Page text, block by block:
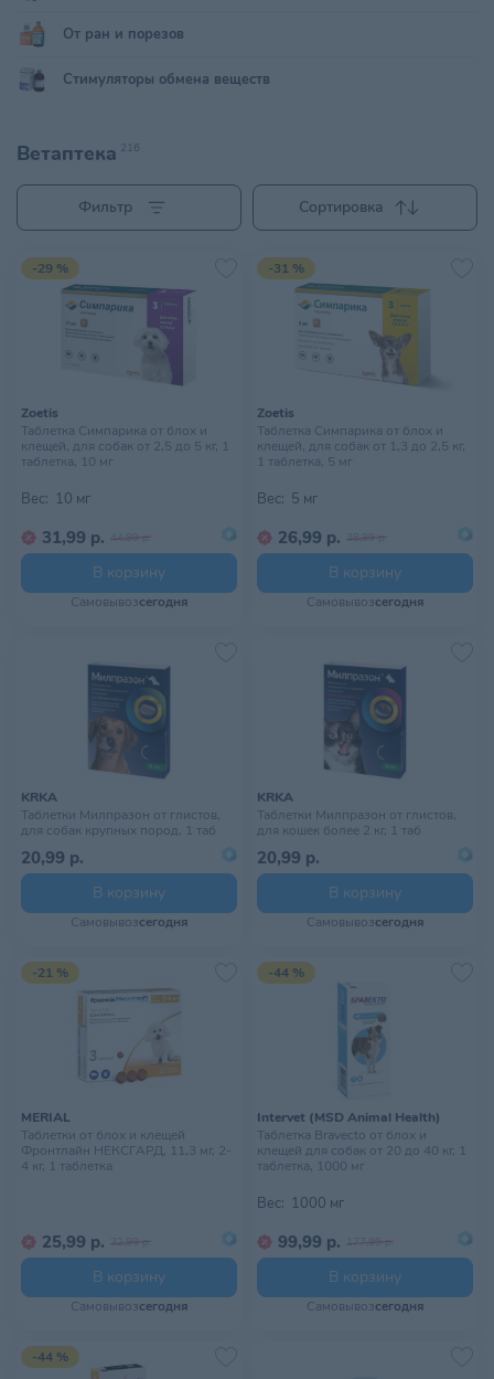
От ран и порезов
Стимуляторы обмена веществ
Ветаптека 216
Фильтр Сортировка
-29 %
Zoetis
Таблетка Симпарика от блох и
клещей, для собак от 2,5 до 5 кг, 1
таблетка, 10 мг
Вес: 10 мг
31,99 р. 44,99 р.
В корзину
Самовывозсегодня
-31 %
Zoetis
Таблетка Симпарика от блох и
клещей, для собак от 1,3 до 2,5 кг,
1 таблетка, 5 мг
Вес: 5 мг
26,99 р. 38,99 р.
В корзину
Самовывозсегодня
KRKA
Таблетки Милпразон от глистов,
для собак крупных пород, 1 таб
20,99 р.
В корзину
Самовывозсегодня
KRKA
Таблетки Милпразон от глистов,
для кошек более 2 кг, 1 таб
20,99 р.
В корзину
Самовывозсегодня
-21 %
MERIAL
Таблетки от блох и клещей
Фронтлайн НЕКСГАРД, 11,3 мг, 2-
4 кг, 1 таблетка
25,99 р. 32,99 р.
В корзину
Самовывозсегодня
-44 %
Intervet (MSD Animal Health)
Таблетка Bravecto от блох и
клещей для собак от 20 до 40 кг, 1
таблетка, 1000 мг
Вес: 1000 мг
99,99 р. 177,99 р.
В корзину
Самовывозсегодня
-44 %